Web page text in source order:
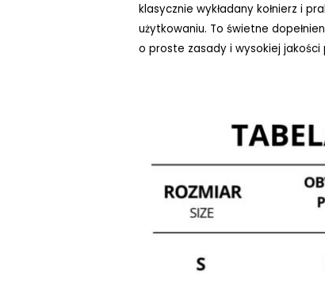
klasycznie wykładany kołnierz i
użytkowaniu. To świetne
o proste zasady i wysokiej jakości